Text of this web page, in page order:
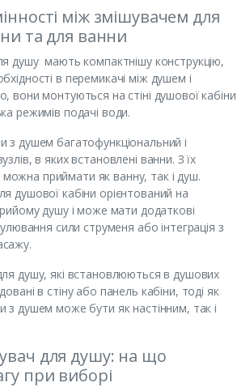
між змішувачем для
та для ванни
душу мають компактнішу конструкцію,
в перемикачі між душем і
вони монтуються на стіні душової кабіни
режимів подачі води.
з душем багатофункціональний і
в яких встановлені ванни. З їх
приймати як ванну, так і душ.
душової кабіни орієнтований на
душу і може мати додаткові
сили струменя або інтеграція з
душу, які встановлюються в душових
в стіну або панель кабіни, тоді як
з душем може бути як настінним, так і
для душу: на що
при виборі